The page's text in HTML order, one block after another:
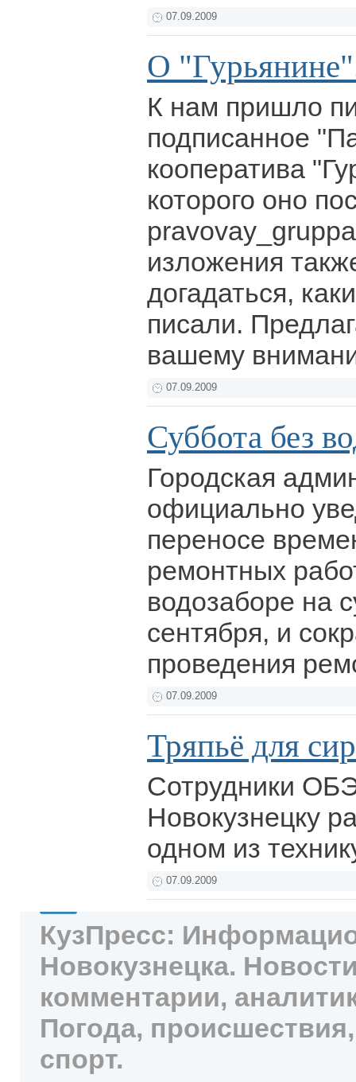
07.09.2009
О
К нам пришло
подписанное
кооператива
которого оно
изложения
догадаться,
писали.
вашему
07.09.2009
Суббота без
Городская
официально
переносе
ремонтных
водозаборе на
сентября, и
проведения
07.09.2009
Тряпьё для
Сотрудники
Новокузнецку
одном из
07.09.2009
КузПресс:
Новокузнецка.
комментарии,
Погода,
спорт.